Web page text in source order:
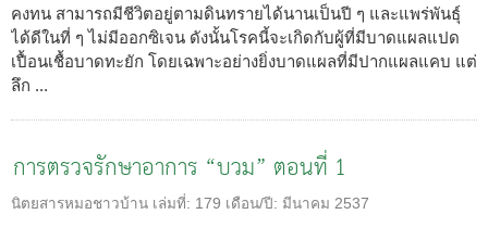
คงทน สามารถมีชีวิตอยู่ตามดินทรายได้นานเป็นปี ๆ และแพร่พันธุ์
ได้ดีในที่ ๆ ไม่มีออกซิเจน ดังนั้นโรคนี้จะเกิดกับผู้ที่มีบาดแผลแปด
เปื้อนเชื้อบาดทะยัก โดยเฉพาะอย่างยิ่งบาดแผลที่มีปากแผลแคบ แต่
ลึก ...
การตรวจรักษาอาการ “บวม” ตอนที่ 1
นิตยสารหมอชาวบ้าน เล่มที่: 179 เดือน/ปี: มีนาคม 2537